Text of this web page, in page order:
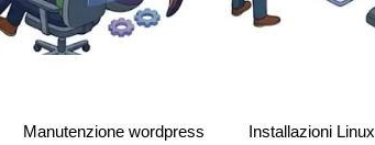
Manutenzione wordpress Installazioni Linux